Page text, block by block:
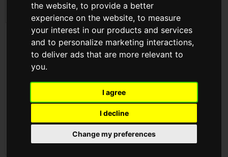
the website,to provide a better
experience on the website,to measure
your interest in our products and services
and to personalize marketing interactions,
to deliver ads that are more relevant to
you.
I agree
I decline
Change my preferences
Ajándék Táska Közép ( T-
0990 )
Cikkszám: T-0990
be kelljelentkezni
Ajándéktáska Kicsi ( T-
0989 )
Az árak megtekintéséhez
be kelljelentkezni